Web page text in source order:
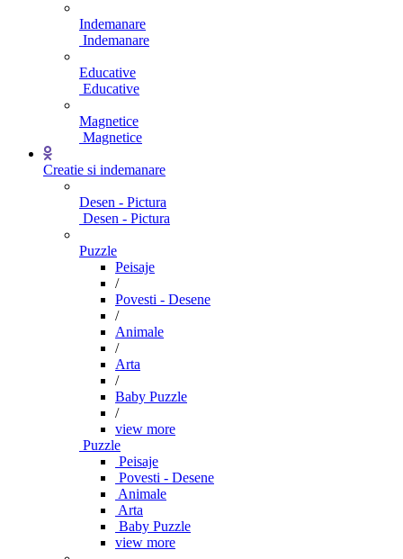
Indemanare
Indemanare
Educative
Educative
Magnetice
Magnetice
Creatie si indemanare
Desen - Pictura
Desen - Pictura
Puzzle
Peisaje
/
Povesti - Desene
/
Animale
/
Arta
/
Baby Puzzle
/
view more
Puzzle
Peisaje
Povesti - Desene
Animale
Arta
Baby Puzzle
view more